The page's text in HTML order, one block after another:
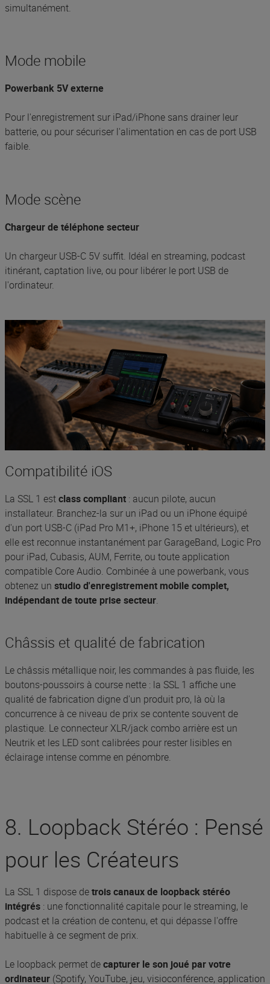
simultanément.
Mode mobile
Powerbank 5V externe
Pour l'enregistrement sur iPad/iPhone sans drainer leur
batterie, ou pour sécuriser l'alimentation en cas de port USB
faible.
Mode scène
Chargeur de téléphone secteur
Un chargeur USB-C 5V suffit. Idéal en streaming, podcast
itinérant, captation live, ou pour libérer le port USB de
l'ordinateur.
Compatibilité iOS
La SSL 1 estclass compliant : aucun pilote, aucun
installateur. Branchez-la sur un iPad ou un iPhone équipé
d'un port USB-C (iPad Pro M1+, iPhone 15 et ultérieurs), et
elle est reconnue instantanément par GarageBand, Logic Pro
pour iPad, Cubasis, AUM, Ferrite, ou toute application
compatible Core Audio. Combinée à une powerbank, vous
obtenez un studio d'enregistrement mobile complet,
indépendant de toute prise secteur.
Châssis et qualité de fabrication
Le châssis métallique noir, les commandes à pas fluide, les
boutons-poussoirs à course nette : la SSL 1 affiche une
qualité de fabrication digne d'un produit pro, là où la
concurrence à ce niveau de prix se contente souvent de
plastique. Le connecteur XLR/jack combo arrière est un
Neutrik et les LED sont calibrées pour rester lisibles en
éclairage intense comme en pénombre.
8. Loopback Stéréo : Pensé
pour les Créateurs
La SSL 1 dispose detrois canaux de loopback stéréo
intégrés : une fonctionnalité capitale pour le streaming, le
podcast et la création de contenu, et qui dépasse l'offre
habituelle à ce segment de prix.
Le loopback permet decapturer le son joué par votre
ordinateur (Spotify, YouTube, jeu, visioconférence, application